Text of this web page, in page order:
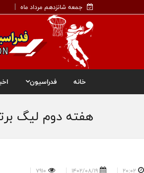
جمعه شانزدهم مرداد ماه
خانه فدراسیون
هفته دوم لیگ
20:02
1402/08/19
7910